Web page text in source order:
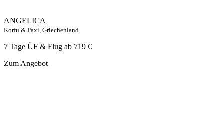
ANGELICA
Korfu & Paxi, Griechenland
7 Tage ÜF & Flug ab 719 €
Zum Angebot